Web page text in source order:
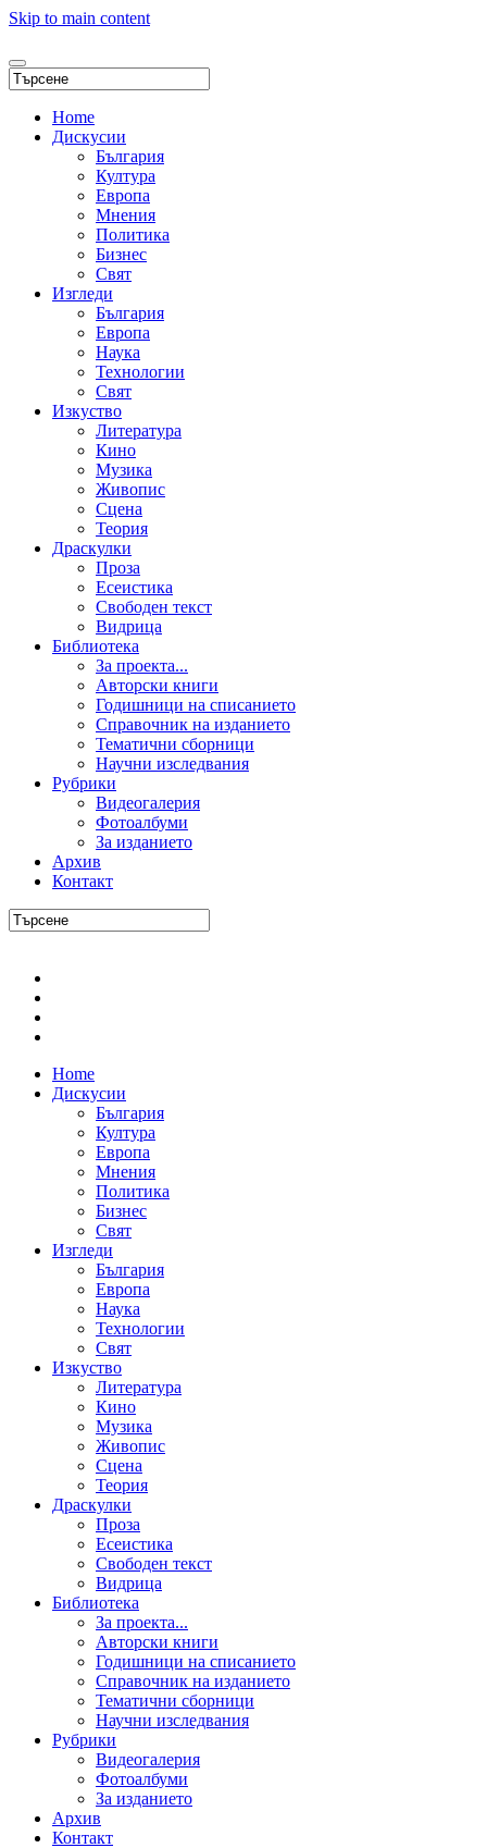
Skip to main content
Home
Дискусии
България
Култура
Европа
Мнения
Политика
Бизнес
Свят
Изгледи
България
Европа
Наука
Технологии
Свят
Изкуство
Литература
Кино
Музика
Живопис
Сцена
Теория
Драскулки
Проза
Есеистика
Свободен текст
Видрица
Библиотека
За проекта...
Авторски книги
Годишници на списанието
Справочник на изданието
Тематични сборници
Научни изследвания
Рубрики
Видеогалерия
Фотоалбуми
За изданието
Архив
Контакт
Home
Дискусии
България
Култура
Европа
Мнения
Политика
Бизнес
Свят
Изгледи
България
Европа
Наука
Технологии
Свят
Изкуство
Литература
Кино
Музика
Живопис
Сцена
Теория
Драскулки
Проза
Есеистика
Свободен текст
Видрица
Библиотека
За проекта...
Авторски книги
Годишници на списанието
Справочник на изданието
Тематични сборници
Научни изследвания
Рубрики
Видеогалерия
Фотоалбуми
За изданието
Архив
Контакт